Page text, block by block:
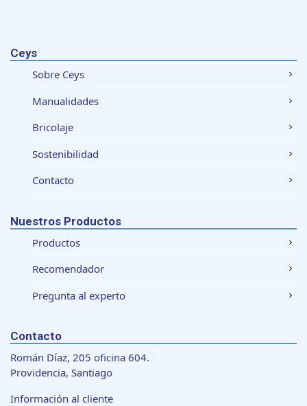
Ceys
Sobre Ceys
Manualidades
Bricolaje
Sostenibilidad
Contacto
Nuestros Productos
Productos
Recomendador
Pregunta al experto
Contacto
Román Díaz, 205 oficina 604.
Providencia, Santiago
Información al cliente